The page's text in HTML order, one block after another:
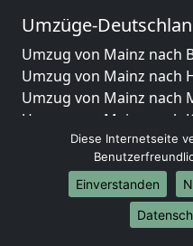
Umzüge-
Umzug von Mainz nach
Umzug von Mainz nach
Umzug von Mainz nach
Umzug von Mainz nach
Umzug von Mainz
Umzug von Mainz nach
Umzug von Mainz nach
Umzug von Mainz nach
Umzug von Mainz nach
Diese Internetseite
Einverstanden